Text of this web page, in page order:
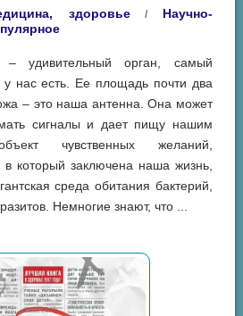
здоровье/
Научно-
– удивительный орган, самый
у нас есть. Ее площадь почти два
– это наша антенна. Она может
сигналы и дает пищу нашим
чувственных желаний,
в который заключена наша жизнь,
среда обитания бактерий,
Немногие знают, что ...